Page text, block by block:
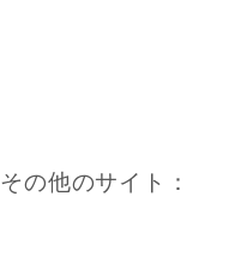
その他のサイト：